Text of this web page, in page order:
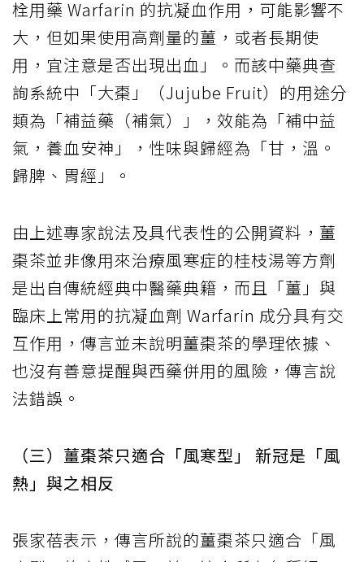
栓用藥 Warfarin 的抗凝血作用，可能影響不
大，但如果使用高劑量的薑，或者長期使
用，宜注意是否出現出血」。而該中藥典查
詢系統中「大棗」（Jujube Fruit）的用途分
類為「補益藥（補氣）」，效能為「補中益
氣，養血安神」，性味與歸經為「甘，溫。
歸脾、胃經」。
由上述專家說法及具代表性的公開資料，薑
棗茶並非像用來治療風寒症的桂枝湯等方劑
是出自傳統經典中醫藥典籍，而且「薑」與
臨床上常用的抗凝血劑 Warfarin 成分具有交
互作用，傳言並未說明薑棗茶的學理依據、
也沒有善意提醒與西藥併用的風險，傳言說
法錯誤。
（三）薑棗茶只適合「風寒型」 新冠是「風
熱」與之相反
張家蓓表示，傳言所說的薑棗茶只適合「風